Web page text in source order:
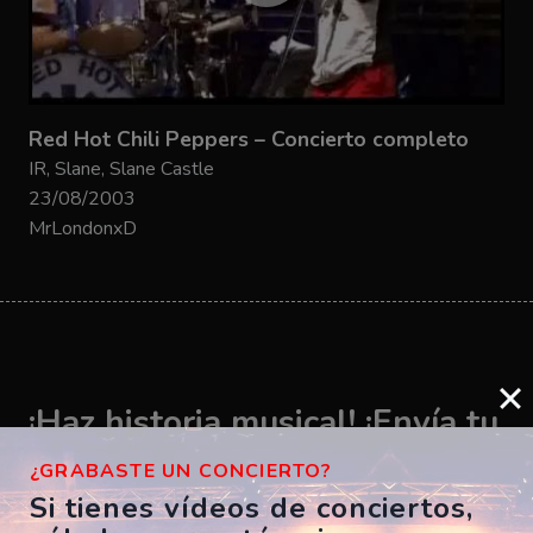
Red Hot Chili Peppers – Concierto completo
IR, Slane, Slane Castle
23/08/2003
MrLondonxD
¡Haz historia musical! ¡Envía tu
vídeo ahora!
¿GRABASTE UN CONCIERTO?
Si tienes vídeos de conciertos,